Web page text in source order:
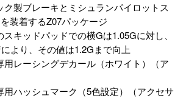
ク製ブレーキとミシュランパイロットス
装着するZ07パッケージ
スキッドパッドでの横Gは1.05Gに対し、
より、その値は1.2Gまで向上
用レーシングデカール（ホワイト）（ア
用ハッシュマーク（5色設定）（アクセサ